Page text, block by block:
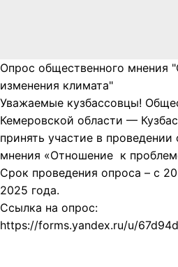
Опрос общественного мнения
изменения климата"
Уважаемые кузбассовцы!
Кемеровской области —
принять участие в
мнения «Отношение к
Срок проведения опроса – с
2025 года.
Ссылка на опрос:
https://forms.yandex.ru/u/